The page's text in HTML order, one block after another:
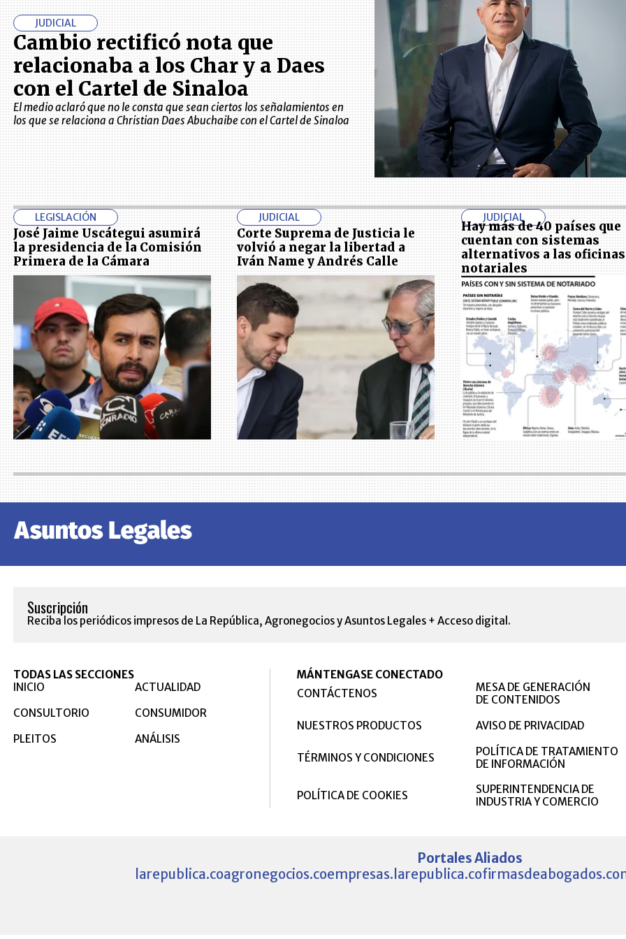
JUDICIAL
Cambio rectificó nota que
relacionaba a los Char y a Daes
con el Cartel de Sinaloa
El medio aclaró que no le consta que sean ciertos los señalamientos en
los que se relaciona a Christian Daes Abuchaibe con el Cartel de Sinaloa
LEGISLACIÓN
José Jaime Uscátegui asumirá
la presidencia de la Comisión
Primera de la Cámara
JUDICIAL
Corte Suprema de Justicia le
volvió a negar la libertad a
Iván Name y Andrés Calle
JUDICIAL
Hay más de 40 países que
cuentan con sistemas
alternativos a las oficinas
notariales
Suscripción
Reciba los periódicos impresos de La República, Agronegocios y Asuntos Legales + Acceso digital.
TODAS LAS SECCIONES
INICIO
ACTUALIDAD
CONSULTORIO
CONSUMIDOR
PLEITOS
ANÁLISIS
MÁNTENGASE CONECTADO
CONTÁCTENOS
MESA DE GENERACIÓN
DE CONTENIDOS
NUESTROS PRODUCTOS
AVISO DE PRIVACIDAD
TÉRMINOS Y CONDICIONES
POLÍTICA DE TRATAMIENTO
DE INFORMACIÓN
POLÍTICA DE COOKIES
SUPERINTENDENCIA DE
INDUSTRIA Y COMERCIO
Portales Aliados
larepublica.coagronegocios.coempresas.larepublica.co